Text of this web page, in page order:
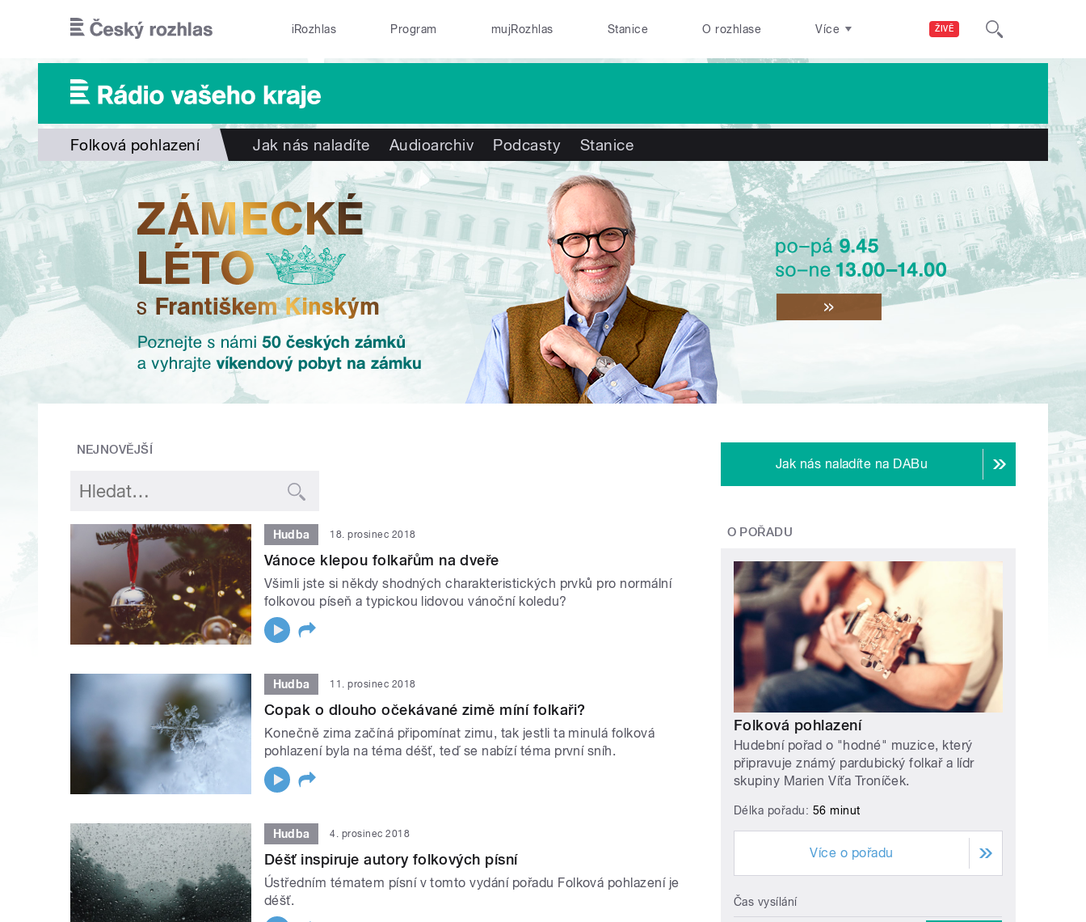
ŽIVĚ
iRozhlas Program mujRozhlas Stanice O rozhlase Více
Folková pohlazení Jak nás naladíte Audioarchiv Podcasty Stanice
NEJNOVĚJŠÍ
Hudba 18. prosinec 2018
Vánoce klepou folkařům na dveře
Všimli jste si někdy shodných charakteristických prvků pro normální
folkovou píseň a typickou lidovou vánoční koledu?
Hudba 11. prosinec 2018
Copak o dlouho očekávané zimě míní folkaři?
Konečně zima začíná připomínat zimu, tak jestli ta minulá folková
pohlazení byla na téma déšť, teď se nabízí téma první sníh.
Hudba 4. prosinec 2018
Déšť inspiruje autory folkových písní
Ústředním tématem písní v tomto vydání pořadu Folková pohlazení je
déšť.
Jak nás naladíte na DABu
O POŘADU
Folková pohlazení
Hudební pořad o "hodné" muzice, který
připravuje známý pardubický folkař a lídr
skupiny Marien Víťa Troníček.
Délka pořadu: 56 minut
Více o pořadu
Čas vysílání